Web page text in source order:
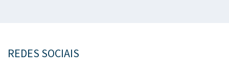
REDES SOCIAIS